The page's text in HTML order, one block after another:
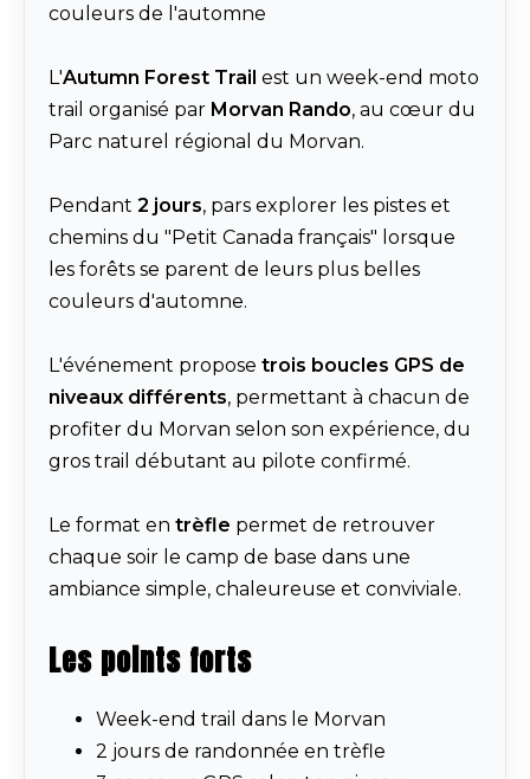
couleurs de l'automne
L'Autumn Forest Trail est un week-end moto
trail organisé par Morvan Rando, au cœur du
Parc naturel régional du Morvan.
Pendant 2 jours, pars explorer les pistes et
chemins du "Petit Canada français" lorsque
les forêts se parent de leurs plus belles
couleurs d'automne.
L'événement propose trois boucles GPS de
niveaux différents, permettant à chacun de
profiter du Morvan selon son expérience, du
gros trail débutant au pilote confirmé.
Le format en trèfle permet de retrouver
chaque soir le camp de base dans une
ambiance simple, chaleureuse et conviviale.
Les points forts
Week-end trail dans le Morvan
2 jours de randonnée en trèfle